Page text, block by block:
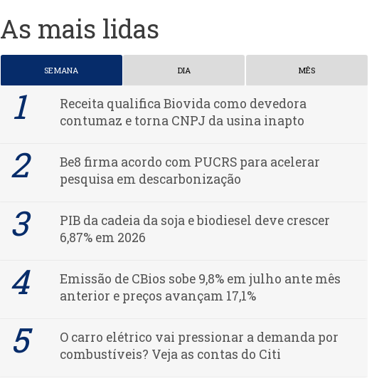
As mais lidas
SEMANA DIA MÊS
Receita qualifica Biovida como devedora
contumaz e torna CNPJ da usina inapto
Be8 firma acordo com PUCRS para acelerar
pesquisa em descarbonização
PIB da cadeia da soja e biodiesel deve crescer
6,87% em 2026
Emissão de CBios sobe 9,8% em julho ante mês
anterior e preços avançam 17,1%
O carro elétrico vai pressionar a demanda por
combustíveis? Veja as contas do Citi